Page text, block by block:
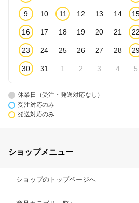
9 10 11 12 13 14
16 17 18 19 20 21 22
23 24 25 26 27 28
30 31 1 2 3 4 5
休業日（受注・発送対応なし）
受注対応のみ
発送対応のみ
ショップメニュー
ショップのトップページへ